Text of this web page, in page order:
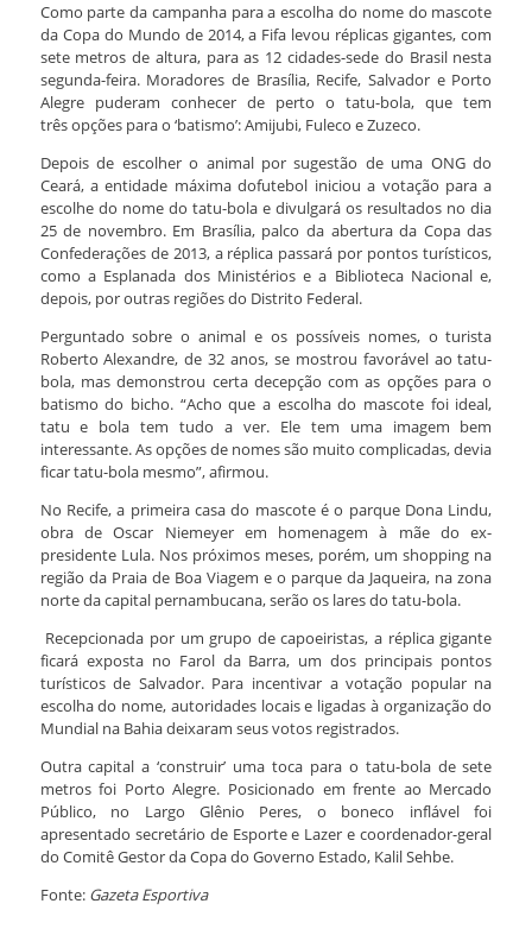
Como parte da campanha para a escolha do nome do mascote
da Copa do Mundo de 2014, a Fifa levou réplicas gigantes, com
sete metros de altura, para as 12 cidades-sede do Brasil nesta
segunda-feira. Moradores de Brasília, Recife, Salvador e Porto
Alegre puderam conhecer de perto o tatu-bola, que tem
três opções para o ‘batismo’: Amijubi, Fuleco e Zuzeco.
Depois de escolher o animal por sugestão de uma ONG do
Ceará, a entidade máxima dofutebol iniciou a votação para a
escolhe do nome do tatu-bola e divulgará os resultados no dia
25 de novembro. Em Brasília, palco da abertura da Copa das
Confederações de 2013, a réplica passará por pontos turísticos,
como a Esplanada dos Ministérios e a Biblioteca Nacional e,
depois, por outras regiões do Distrito Federal.
Perguntado sobre o animal e os possíveis nomes, o turista
Roberto Alexandre, de 32 anos, se mostrou favorável ao tatu-
bola, mas demonstrou certa decepção com as opções para o
batismo do bicho. “Acho que a escolha do mascote foi ideal,
tatu e bola tem tudo a ver. Ele tem uma imagem bem
interessante. As opções de nomes são muito complicadas, devia
ficar tatu-bola mesmo”, afirmou.
No Recife, a primeira casa do mascote é o parque Dona Lindu,
obra de Oscar Niemeyer em homenagem à mãe do ex-
presidente Lula. Nos próximos meses, porém, um shopping na
região da Praia de Boa Viagem e o parque da Jaqueira, na zona
norte da capital pernambucana, serão os lares do tatu-bola.
Recepcionada por um grupo de capoeiristas, a réplica gigante
ficará exposta no Farol da Barra, um dos principais pontos
turísticos de Salvador. Para incentivar a votação popular na
escolha do nome, autoridades locais e ligadas à organização do
Mundial na Bahia deixaram seus votos registrados.
Outra capital a ‘construir’ uma toca para o tatu-bola de sete
metros foi Porto Alegre. Posicionado em frente ao Mercado
Público, no Largo Glênio Peres, o boneco inflável foi
apresentado secretário de Esporte e Lazer e coordenador-geral
do Comitê Gestor da Copa do Governo Estado, Kalil Sehbe.
Fonte:Gazeta Esportiva